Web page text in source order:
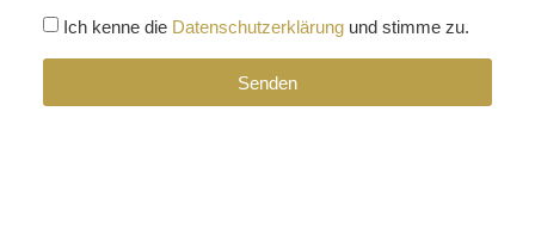
Ich kenne die Datenschutzerklärungund stimme zu.
Senden